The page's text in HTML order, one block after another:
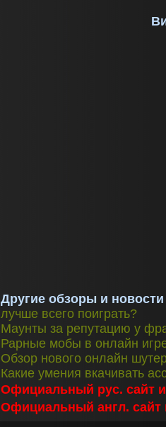
Другие обзоры и
лучше всего поиграть?
Маунты за репутацию у
Рарные мобы в онлайн
Обзор нового онлайн
Какие умения вкачивать
Официальный рус.
Официальный англ.